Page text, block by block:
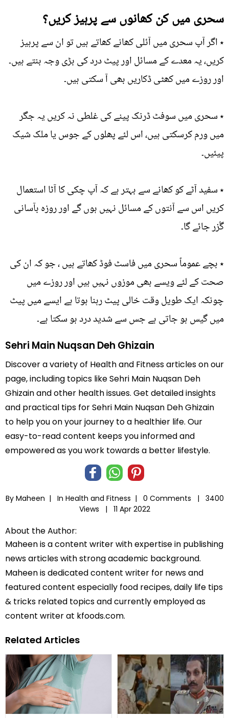
سحری میں کن کھانوں سے پرہیز کریں؟
٭ اگر آپ سحری میں آئلی کھانے کھاتے ہیں تو ان سے پرہیز
کریں، یہ معدے کے مسائل اور پیٹ درد کی بڑی وجہ بنتے ہیں۔
اور روزے میں کھٹی ڈکاریں بھی آ سکتی ہیں۔
٭ سحری میں سوفٹ ڈرنک پینے کی غلطی نہ کریں یہ جگر
میں ورم کرسکتی ہیں، اس لئے پھلوں کے جوس یا ملک شیک
پیئیں۔
٭ سفید آٹے کو کھانے سے بہتر ہے کہ آپ چکی کا آٹا استعمال
کریں اس سے آنتوں کے مسائل نہیں ہوں گے اور روزہ بآسانی
گُزر جائے گا۔
٭ بچے عموماً سحری میں فاسٹ فوڈ کھاتے ہیں ، جو کہ ان کی
صحت کے لئے ویسے بھی موزوں نہیں ہیں اور روزے میں
چونکہ ایک طویل وقت خالی پیٹ رہنا ہوتا ہے ایسے میں پیٹ
میں گیس ہو جاتی ہے جس سے شدید درد ہو سکتا ہے۔
Sehri Main Nuqsan Deh Ghizain
Discover a variety of Health and Fitness articles on our
page, including topics like Sehri Main Nuqsan Deh
Ghizain and other health issues. Get detailed insights
and practical tips for Sehri Main Nuqsan Deh Ghizain
to help you on your journey to a healthier life. Our
easy-to-read content keeps you informed and
empowered as you work towards a better lifestyle.
By Maheen | In Health and Fitness | 0 Comments |
3400
Views |
11 Apr 2022
About the Author:
Maheen is a content writer with expertise in publishing
news articles with strong academic background.
Maheen is dedicated content writer for news and
featured content especially food recipes, daily life tips
& tricks related topics and currently employed as
content writer at kfoods.com.
Related Articles